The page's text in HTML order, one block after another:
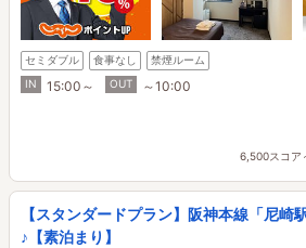
セミダブル 食事なし
禁煙ルーム
IN
15:00～ OUT ～10:00
6,500スコア
【スタンダードプラン】阪神本線「尼
♪【素泊まり】